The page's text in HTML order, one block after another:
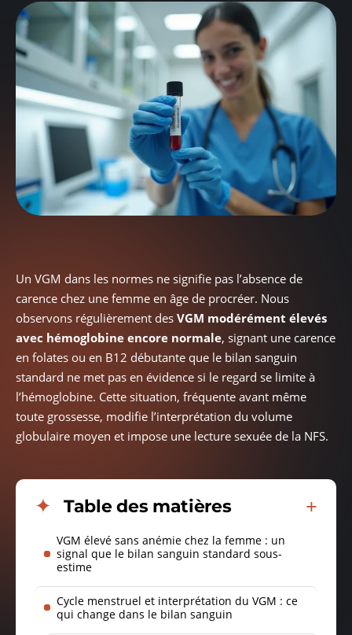
Un VGM dans les normes ne signifie pas l’absence de
carence chez une femme en âge de procréer. Nous
observons régulièrement des VGM modérément élevés
avec hémoglobine encore normale, signant une carence
en folates ou en B12 débutante que le bilan sanguin
standard ne met pas en évidence si le regard se limite à
l’hémoglobine. Cette situation, fréquente avant même
toute grossesse, modifie l’interprétation du volume
globulaire moyen et impose une lecture sexuée de la NFS.
Table des matières
VGM élevé sans anémie chez la femme : un
signal que le bilan sanguin standard sous-
estime
Cycle menstruel et interprétation du VGM : ce
qui change dans le bilan sanguin